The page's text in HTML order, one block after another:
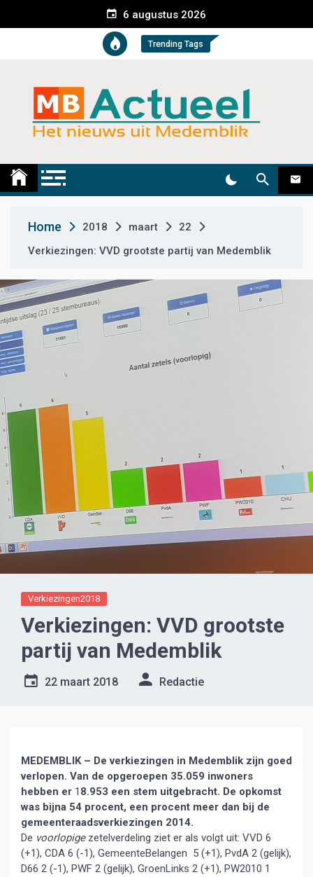
e
t
6 augustus 2026
Trending Tags
Medemblik Actueel
Home 2018 maart
22
Verkiezingen: VVD grootste partij van Medemblik
Verkiezingen2018
Verkiezingen: VVD grootste
partij van Medemblik
22 maart 2018 Redactie
MEDEMBLIK – De verkiezingen in Medemblik zijn goed
verlopen. Van de opgeroepen 35.059 inwoners
hebben er 1 8.953 een stem uitgebracht. De opkomst
was bijna 54 procent, een procent meer dan bij de
gemeenteraadsverkiezingen 2014.
De voorlopigezetelverdeling ziet er als volgt uit: VVD 6
(+1), CDA 6 (-1), GemeenteBelangen 5 (+1), PvdA 2 (gelijk),
D66 2 (-1), PWF 2 (gelijk), GroenLinks 2 (+1), PW2010 1